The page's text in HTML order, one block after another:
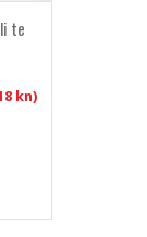
te
kn)Raspon
do